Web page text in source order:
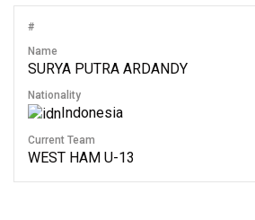
#
Name
SURYA PUTRA ARDANDY
Nationality
Indonesia
Current Team
WEST HAM U-13